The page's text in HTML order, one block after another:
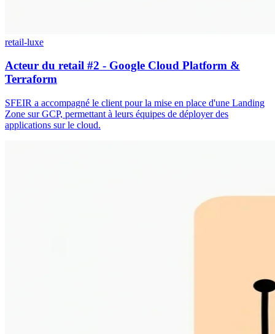
retail-luxe
Acteur du retail #2 - Google Cloud Platform &
Terraform
SFEIR a accompagné le client pour la mise en place d'une Landing
Zone sur GCP, permettant à leurs équipes de déployer des
applications sur le cloud.